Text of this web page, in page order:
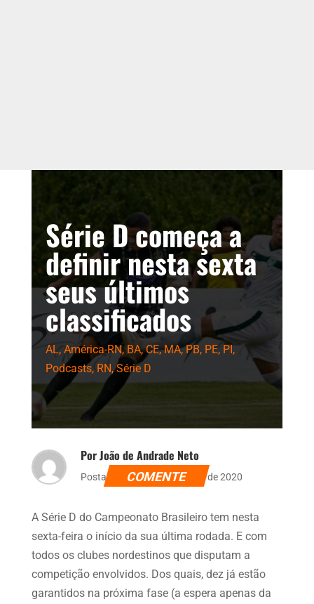
Série D começa a
definir nesta sexta
seus últimos
classificados
AL, América-RN, BA,CE,MA,PB, PE, PI,
Podcasts, RN,Série D
Por João de Andrade Neto
Postado dia 26 de novembro de 2020
COMENTE
A Série D do Campeonato Brasileiro tem nesta
sexta-feira o início da sua última rodada. E com
todos os clubes nordestinos que disputam a
competição envolvidos. Dos quais, dez já estão
garantidos na próxima fase (a espera apenas da